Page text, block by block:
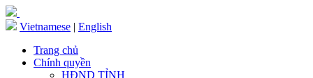
Vietnamese | English
Trang chủ
Chính quyền
HĐND TỈNH